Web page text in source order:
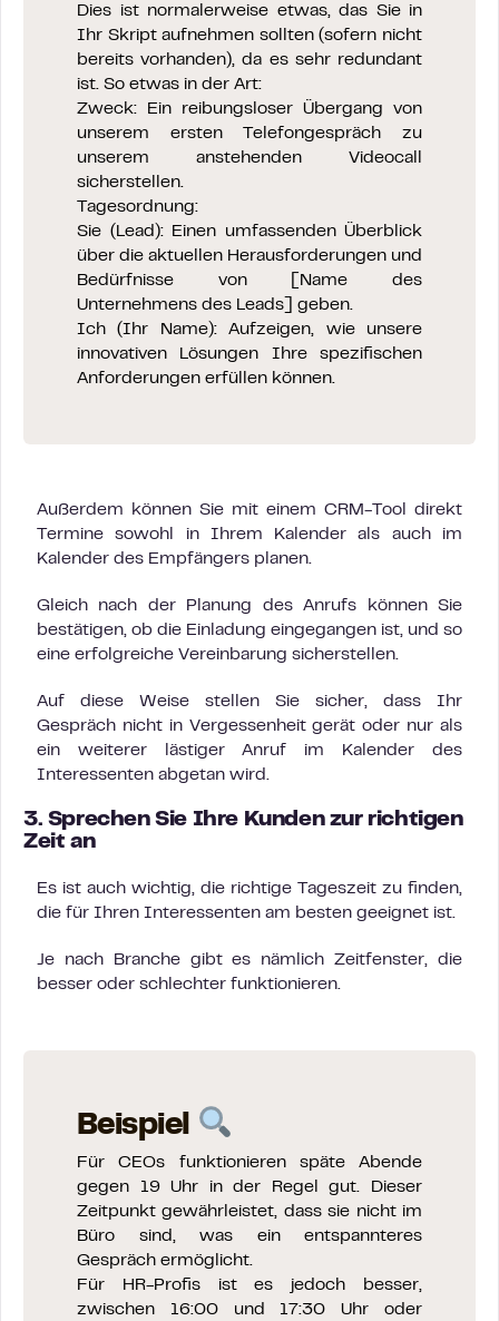
Dies ist normalerweise etwas, das Sie in
Ihr Skript aufnehmen sollten (sofern nicht
bereits vorhanden), da es sehr redundant
ist. So etwas in der Art:
Zweck: Ein reibungsloser Übergang von
unserem ersten Telefongespräch zu
unserem anstehenden Videocall
sicherstellen.
Tagesordnung:
Sie (Lead): Einen umfassenden Überblick
über die aktuellen Herausforderungen und
Bedürfnisse von [Name des
Unternehmens des Leads] geben.
Ich (Ihr Name): Aufzeigen, wie unsere
innovativen Lösungen Ihre spezifischen
Anforderungen erfüllen können.
Außerdem können Sie mit einem CRM-Tool direkt
Termine sowohl in Ihrem Kalender als auch im
Kalender des Empfängers planen.
Gleich nach der Planung des Anrufs können Sie
bestätigen, ob die Einladung eingegangen ist, und so
eine erfolgreiche Vereinbarung sicherstellen.
Auf diese Weise stellen Sie sicher, dass Ihr
Gespräch nicht in Vergessenheit gerät oder nur als
ein weiterer lästiger Anruf im Kalender des
Interessenten abgetan wird.
3. Sprechen Sie Ihre Kunden zur richtigen
Zeit an
Es ist auch wichtig, die richtige Tageszeit zu finden,
die für Ihren Interessenten am besten geeignet ist.
Je nach Branche gibt es nämlich Zeitfenster, die
besser oder schlechter funktionieren.
Beispiel
Für CEOs funktionieren späte Abende
gegen 19 Uhr in der Regel gut. Dieser
Zeitpunkt gewährleistet, dass sie nicht im
Büro sind, was ein entspannteres
Gespräch ermöglicht.
Für HR-Profis ist es jedoch besser,
zwischen 16:00 und 17:30 Uhr oder